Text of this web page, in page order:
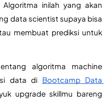
inilah yang akan
data scientist supaya bisa
membuat prediksi untuk
algoritma machine
data di Bootcamp Data
upgrade skillmu bareng